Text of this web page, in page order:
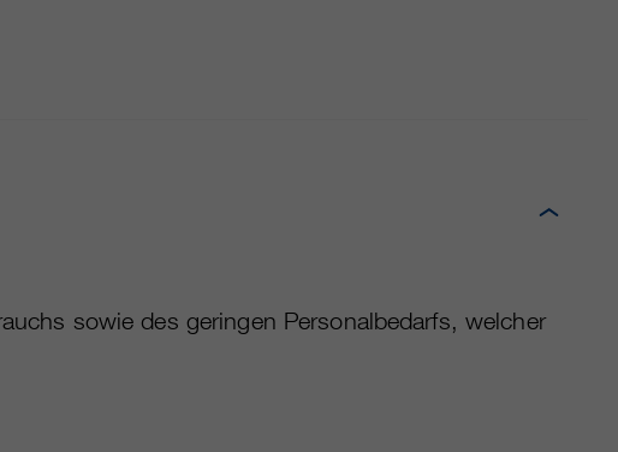
sowie des geringen Personalbedarfs, welcher